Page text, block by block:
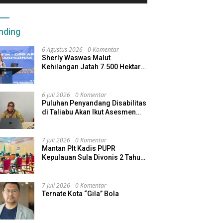
6 Agustus 2026 0 Komentar
Sherly Waswas Malut
Kehilangan Jatah 7.500 Hektare
6 Juli 2026 0 Komentar
Puluhan Penyandang Disabilitas
di Taliabu Akan Ikut Asesmen
7 Juli 2026 0 Komentar
Mantan Plt Kadis PUPR
Kepulauan Sula Divonis 2 Tahun
7 Juli 2026 0 Komentar
Ternate Kota “Gila” Bola